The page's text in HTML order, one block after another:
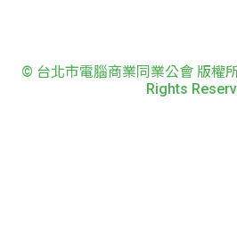
© 台北市電腦商業同業公會 版權
Rights